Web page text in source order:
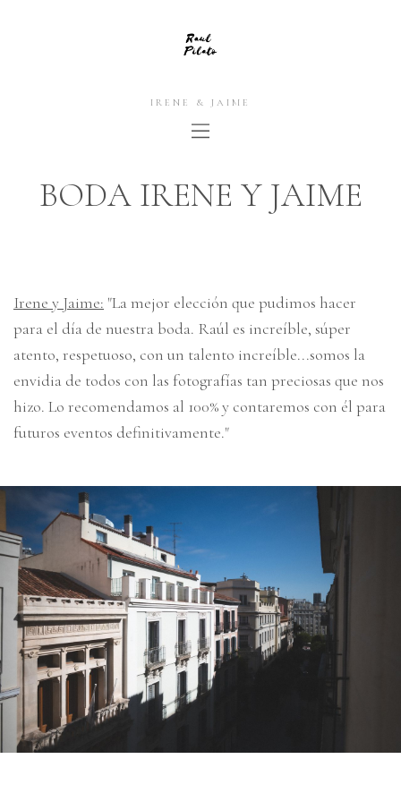
IRENE & JAIME
BODA IRENE Y JAIME
Irene y Jaime: "La mejor elección que pudimos hacer
para el día de nuestra boda. Raúl es increíble, súper
atento, respetuoso, con un talento increíble...somos la
envidia de todos con las fotografías tan preciosas que nos
hizo. Lo recomendamos al 100% y contaremos con él para
futuros eventos definitivamente."